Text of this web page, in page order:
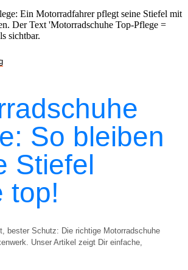
So bleiben
Stiefel
top!
bester Schutz: Die richtige Motorradschuhe
Unser Artikel zeigt Dir einfache,